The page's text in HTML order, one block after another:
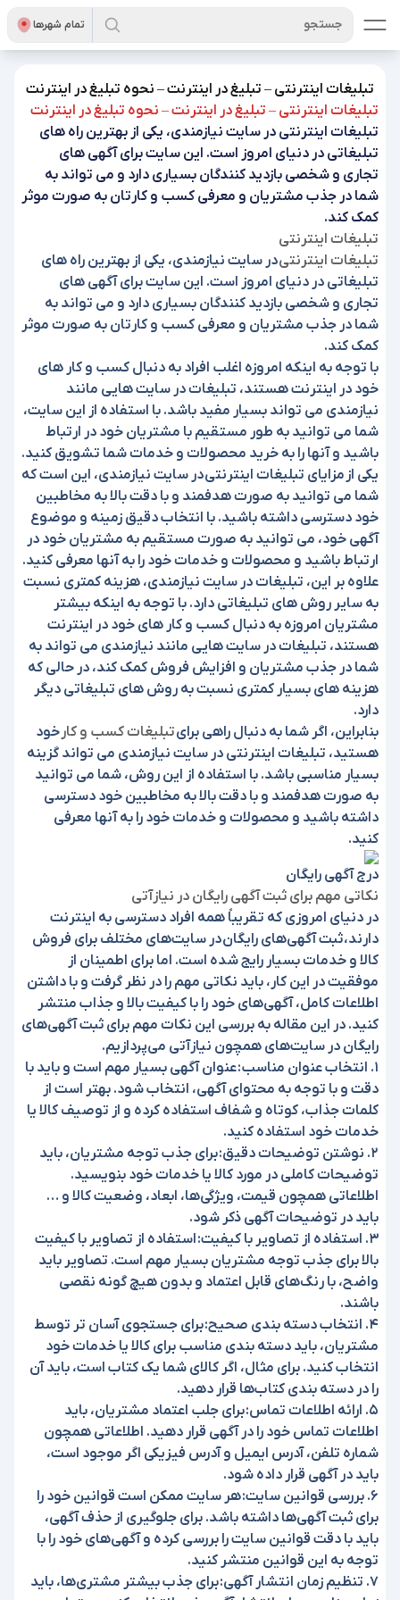
تمام شهر‌ها جستجو
تبلیغات اینترنتی – تبلیغ در اینترنت – نحوه تبلیغ در اینترنت
تبلیغات اینترنتی – تبلیغ در اینترنت – نحوه تبلیغ در اینترنت
تبلیغات اینترنتی در سایت نیازمندی، یکی از بهترین راه های
تبلیغاتی در دنیای امروز است. این سایت برای آگهی های
تجاری و شخصی بازدید کنندگان بسیاری دارد و می تواند به
شما در جذب مشتریان و معرفی کسب و کارتان به صورت موثر
کمک کند.
تبلیغات اینترنتی
تبلیغات اینترنتیدر سایت نیازمندی، یکی از بهترین راه های
تبلیغاتی در دنیای امروز است. این سایت برای آگهی های
تجاری و شخصی بازدید کنندگان بسیاری دارد و می تواند به
شما در جذب مشتریان و معرفی کسب و کارتان به صورت موثر
کمک کند.
با توجه به اینکه امروزه اغلب افراد به دنبال کسب و کار های
خود در اینترنت هستند، تبلیغات در سایت هایی مانند
نیازمندی می تواند بسیار مفید باشد. با استفاده از این سایت،
شما می توانید به طور مستقیم با مشتریان خود در ارتباط
باشید و آنها را به خرید محصولات و خدمات شما تشویق کنید.
یکی از مزایای تبلیغات اینترنتیدر سایت نیازمندی، این است که
شما می توانید به صورت هدفمند و با دقت بالا به مخاطبین
خود دسترسی داشته باشید. با انتخاب دقیق زمینه و موضوع
آگهی خود، می توانید به صورت مستقیم به مشتریان خود در
ارتباط باشید و محصولات و خدمات خود را به آنها معرفی کنید.
علاوه بر این، تبلیغات در سایت نیازمندی، هزینه کمتری نسبت
به سایر روش های تبلیغاتی دارد. با توجه به اینکه بیشتر
مشتریان امروزه به دنبال کسب و کار های خود در اینترنت
هستند، تبلیغات در سایت هایی مانند نیازمندی می تواند به
شما در جذب مشتریان و افزایش فروش کمک کند، در حالی که
هزینه های بسیار کمتری نسبت به روش های تبلیغاتی دیگر
دارد.
بنابراین، اگر شما به دنبال راهی برایتبلیغات کسب و کارخود
هستید، تبلیغات اینترنتی در سایت نیازمندی می تواند گزینه
بسیار مناسبی باشد. با استفاده از این روش، شما می توانید
به صورت هدفمند و با دقت بالا به مخاطبین خود دسترسی
داشته باشید و محصولات و خدمات خود را به آنها معرفی
کنید.
درج آگهی رایگان
نکاتی مهم برای ثبت آگهی رایگان در نیازآتی
در دنیای امروزی که تقریباً همه افراد دسترسی به اینترنت
دارند،ثبت آگهی‌های رایگاندر سایت‌های مختلف برای فروش
کالا و خدمات بسیار رایج شده است. اما برای اطمینان از
موفقیت در این کار، باید نکاتی مهم را در نظر گرفت و با داشتن
اطلاعات کامل، آگهی‌های خود را با کیفیت بالا و جذاب منتشر
کنید. در این مقاله به بررسی این نکات مهم برای ثبت آگهی‌های
رایگان در سایت‌های همچون نیازآتی می‌پردازیم.
1. انتخاب عنوان مناسب:
عنوان آگهی بسیار مهم است و باید با
دقت و با توجه به محتوای آگهی، انتخاب شود. بهتر است از
کلمات جذاب، کوتاه و شفاف استفاده کرده و از توصیف کالا یا
خدمات خود استفاده کنید.
2. نوشتن توضیحات دقیق:
برای جذب توجه مشتریان، باید
توضیحات کاملی در مورد کالا یا خدمات خود بنویسید.
اطلاعاتی همچون قیمت، ویژگی‌ها، ابعاد، وضعیت کالا و …
باید در توضیحات آگهی ذکر شود.
3. استفاده از تصاویر با کیفیت:
استفاده از تصاویر با کیفیت
بالا برای جذب توجه مشتریان بسیار مهم است. تصاویر باید
واضح، با رنگ‌های قابل اعتماد و بدون هیچ گونه نقصی
باشند.
4. انتخاب دسته بندی صحیح:
برای جستجوی آسان تر توسط
مشتریان، باید دسته بندی مناسب برای کالا یا خدمات خود
انتخاب کنید. برای مثال، اگر کالای شما یک کتاب است، باید آن
را در دسته بندی کتاب‌ها قرار دهید.
5. ارائه اطلاعات تماس:
برای جلب اعتماد مشتریان، باید
اطلاعات تماس خود را در آگهی قرار دهید. اطلاعاتی همچون
شماره تلفن، آدرس ایمیل و آدرس فیزیکی اگر موجود است،
باید در آگهی قرار داده شود.
6. بررسی قوانین سایت:
هر سایت ممکن است قوانین خود را
برای ثبت آگهی‌ها داشته باشد. برای جلوگیری از حذف آگهی،
باید با دقت قوانین سایت را بررسی کرده و آگهی‌های خود را با
توجه به این قوانین منتشر کنید.
7. تنظیم زمان انتشار آگهی:
برای جذب بیشتر مشتری‌ها، باید